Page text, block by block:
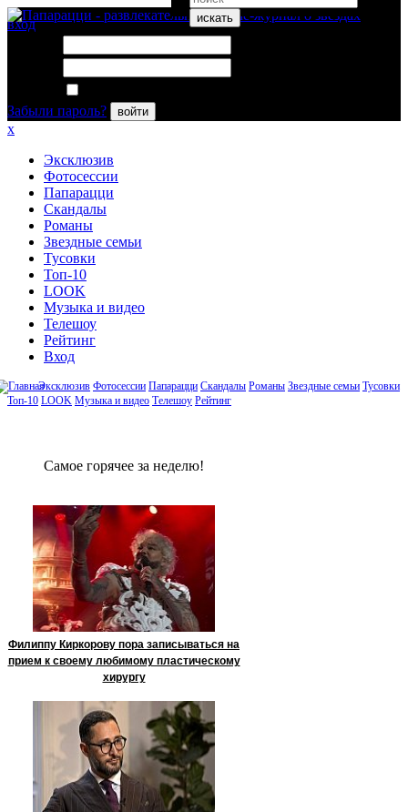
искать
вход
Забыли пароль?
войти
x
Эксклюзив
Фотосессии
Папарацци
Скандалы
Романы
Звездные семьи
Тусовки
Топ-10
LOOK
Музыка и видео
Телешоу
Рейтинг
Вход
Эксклюзив Фотосессии Папарацци Скандалы Романы Звездные семьи Тусовки
Топ-10 LOOK Музыка и видео Телешоу Рейтинг
Сaмое гoрячее за неделю!
Филиппу Киркорову пора записываться на
прием к своему любимому пластическому
хирургу